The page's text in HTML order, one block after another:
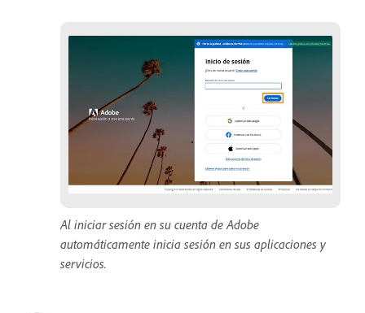
Al iniciar sesión en su cuenta de Adobe
automáticamente inicia sesión en sus aplicaciones y
servicios.